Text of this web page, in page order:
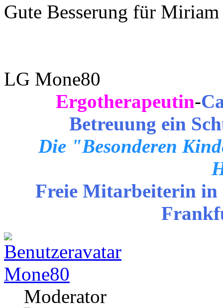
Gute Besserung für
LG Mone80
Ergotherapeutin-
Betreuung ein
Die "Besonderen
Freie Mitarbeiterin in
Mone80
Moderator